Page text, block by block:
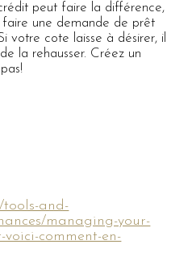
peut faire la différence,
une demande de prêt
votre cote laisse à désirer, il
la rehausser. Créez un
tools-and-
managing-your-
voici-comment-en-